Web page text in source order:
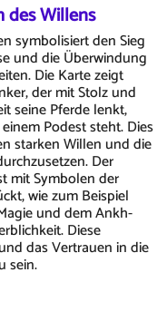
des Willens
symbolisiert den Sieg
und die Überwindung
Die Karte zeigt
der mit Stolz und
seine Pferde lenkt,
Podest steht. Dies
starken Willen und die
Der
mit Symbolen der
wie zum Beispiel
und dem Ankh-
Diese
das Vertrauen in die
sein.